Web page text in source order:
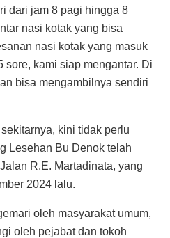
dari jam 8 pagi hingga 8
nasi kotak yang bisa
nasi kotak yang masuk
sore, kami siap mengantar. Di
bisa mengambilnya sendiri
kini tidak perlu
Lesehan Bu Denok telah
R.E. Martadinata, yang
2024 lalu.
oleh masyarakat umum,
oleh pejabat dan tokoh